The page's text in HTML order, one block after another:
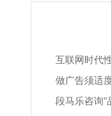
互联网时代
做广告须适
段马乐咨询“